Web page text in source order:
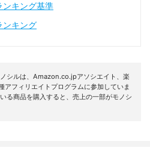
ンキング基準
ンキング
シルは、Amazon.co.jpアソシエイト、楽
アフィリエイトプログラムに参加していま
る商品を購入すると、売上の一部がモノシ